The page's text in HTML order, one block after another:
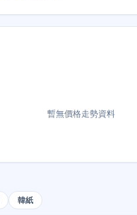
暫無價格走勢資料
韓紙